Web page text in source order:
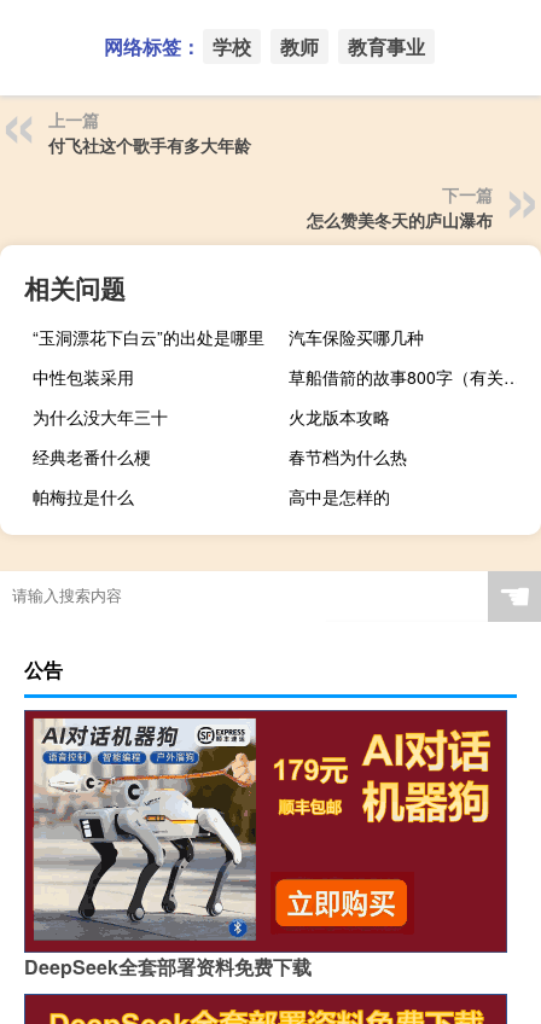
网络标签： 学校 教师 教育事业
上一篇
付飞社这个歌手有多大年龄
下一篇
怎么赞美冬天的庐山瀑布
相关问题
“玉洞漂花下白云”的出处是哪里
汽车保险买哪几种
中性包装采用
草船借箭的故事800字（有关草船借箭的故事500字 快快快快快快）
为什么没大年三十
火龙版本攻略
经典老番什么梗
春节档为什么热
帕梅拉是什么
高中是怎样的
☚
公告
DeepSeek全套部署资料免费下载